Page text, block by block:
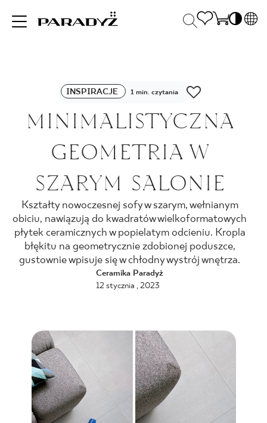
INSPIRACJE
PRODUKTY
KOLEKCJE
DLA BIZNESU
BLOG
O NAS
KARIERA
INSPIRACJE 1 min. czytania
MINIMALISTYCZNA
GEOMETRIA W
SZARYM SALONIE
Kształty nowoczesnej sofy w szarym, wełnianym
obiciu, nawiązują do kwadratów wielkoformatowych
płytek ceramicznych w popielatym odcieniu. Kropla
błękitu na geometrycznie zdobionej poduszce,
gustownie wpisuje się w chłodny wystrój wnętrza.
Ceramika Paradyż
12 stycznia , 2023